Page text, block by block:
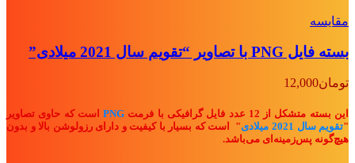
مقايسه
بسته فایل PNG با تصاویر “تقویم سال 2021 میلادی”
تومان12,000
این بسته متشکل از 12 عدد فایل گرافیکی با فرمت PNGاست که حاوی تصاویر
"تقویم سال 2021 میلادی " ا ست که بسیار با کیفیت و دارای رزولوشن بالا و بدون
هیچ‌گونه پس‌زمینه‌ای می‌باشد.